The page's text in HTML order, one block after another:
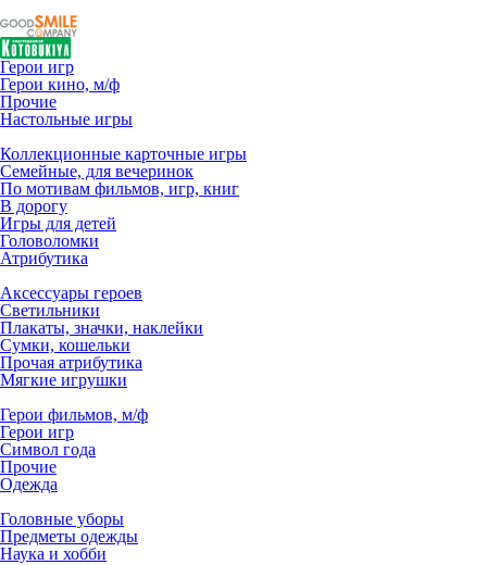
Герои игр
Герои кино, м/ф
Прочие
Настольные игры
Коллекционные карточные игры
Семейные, для вечеринок
По мотивам фильмов, игр, книг
В дорогу
Игры для детей
Головоломки
Атрибутика
Аксессуары героев
Светильники
Плакаты, значки, наклейки
Сумки, кошельки
Прочая атрибутика
Мягкие игрушки
Герои фильмов, м/ф
Герои игр
Символ года
Прочие
Одежда
Головные уборы
Предметы одежды
Наука и хобби